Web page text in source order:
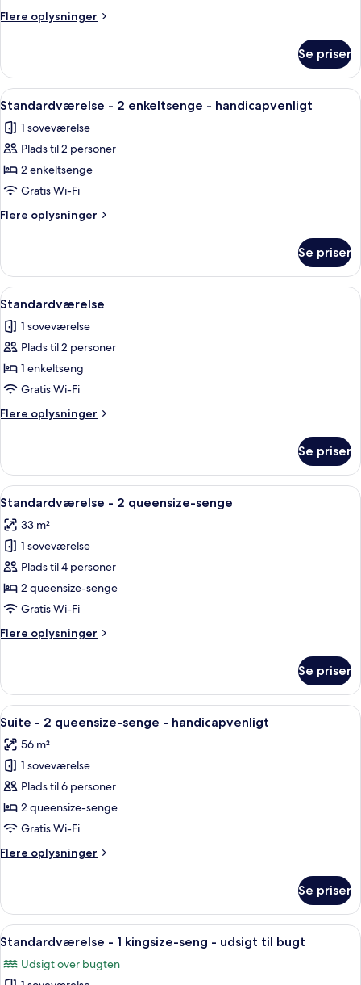
seng
Flere oplysninger
Flere
-
kingsize-
handicapvenligt
Se priser
Indlæs
alle
billeder
af
Standardværelse
-
2
enkeltsenge
handicapvenligt
Et hotelværelse med to senge, et
9
Standardværelse - 2 enkeltsenge - handicapvenligt
1 soveværelse
Plads til 2 personer
2 enkeltsenge
Gratis Wi-Fi
Flere oplysninger
Flere
-
enkeltsenge
handicapvenligt
Se priser
Indlæs
alle
billeder
af
Standardværelse
En seng med hvide sengetøj og et
6
Standardværelse
1 soveværelse
Plads til 2 personer
1 enkeltseng
Gratis Wi-Fi
Flere oplysninger
Flere
Se priser
Indlæs
alle
billeder
af
Standardværelse
-
2
senge
Et badeværelse med toilet,
5
Standardværelse - 2 queensize-senge
33 m²
1 soveværelse
Plads til 4 personer
2 queensize-senge
Gratis Wi-Fi
Flere oplysninger
Flere
-
queensize-
Se priser
Indlæs
alle
billeder
af
Suite
-
2
senge
Et badeværelse med badekar,
8
Suite - 2 queensize-senge - handicapvenligt
56 m²
1 soveværelse
Plads til 6 personer
2 queensize-senge
Gratis Wi-Fi
Flere oplysninger
Flere
-
queensize-
-
Se priser
Indlæs
alle
billeder
Et hotelværelse med en stor seng,
8
Standardværelse - 1 kingsize-seng - udsigt til bugt
Udsigt over bugten